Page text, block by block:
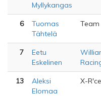
Myllykangas
6
Tuomas
Tähtelä
Team
7
Eetu
Eskelinen
13
Aleksi
Elomaa
X-